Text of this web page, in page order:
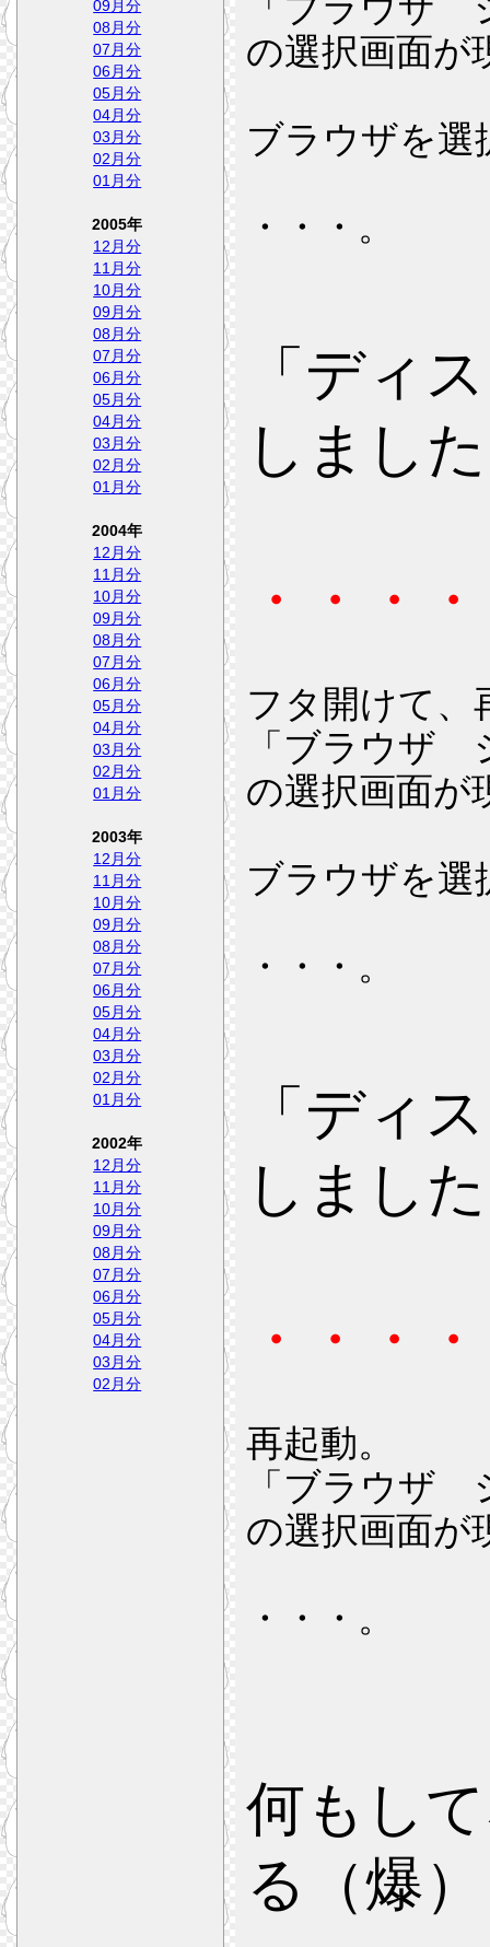
の選択画面が
ブラウザを選
・・・。
「ディ
しまし
・・・
フタ開けて、
「ブラウザ
の選択画面が
ブラウザを選
・・・。
「ディ
しまし
・・・
再起動。
「ブラウザ
の選択画面が
・・・。
何もし
る（爆）
09月分
08月分
07月分
06月分
05月分
04月分
03月分
02月分
01月分
2005年
12月分
11月分
10月分
09月分
08月分
07月分
06月分
05月分
04月分
03月分
02月分
01月分
2004年
12月分
11月分
10月分
09月分
08月分
07月分
06月分
05月分
04月分
03月分
02月分
01月分
2003年
12月分
11月分
10月分
09月分
08月分
07月分
06月分
05月分
04月分
03月分
02月分
01月分
2002年
12月分
11月分
10月分
09月分
08月分
07月分
06月分
05月分
04月分
03月分
02月分